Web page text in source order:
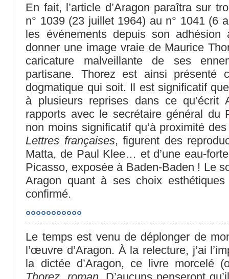
En fait, l’article d’Aragon paraîtra sur
n° 1039 (23 juillet 1964) au n° 1041 (6
les événements depuis son
donner une image vraie de Maurice
caricature malveillante de ses
partisane. Thorez est ainsi présenté
dogmatique qui soit. Il est significatif
à plusieurs reprises dans ce qu’écrit
rapports avec le secrétaire général du
non moins significatif qu’à proximité
Lettres françaises, figurent des
Matta, de Paul Klee… et d’une eau-forte
Picasso, exposée à Baden-Baden ! Le
Aragon quant à ses choix
confirmé.
°°°°°°°°°°°
Le temps est venu de déplonger de
l’œuvre d’Aragon. À la relecture, j’ai
la dictée d’Aragon, ce livre morcelé